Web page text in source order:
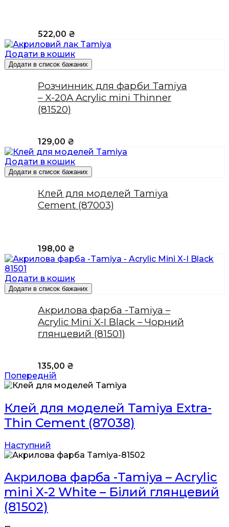
522,00 ₴
Додати в кошик
Додати в список бажаних
Розчинник для фарби Tamiya
– X-20A Acrylic mini Thinner
(81520)
129,00 ₴
Додати в кошик
Додати в список бажаних
Клей для моделей Tamiya
Cement (87003)
198,00 ₴
Додати в кошик
Додати в список бажаних
Акрилова фарба -Tamiya –
Acrylic Mini X-I Black – Чорний
глянцевий (81501)
135,00 ₴
Попередній
Клей для моделей Tamiya Extra-
Thin Cement (87038)
Наступний
Акрилова фарба -Tamiya – Acrylic
mini X-2 White – Білий глянцевий
(81502)